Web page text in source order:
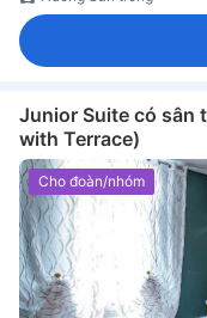
Junior Suite có sân
with Terrace)
Cho đoàn/nhóm